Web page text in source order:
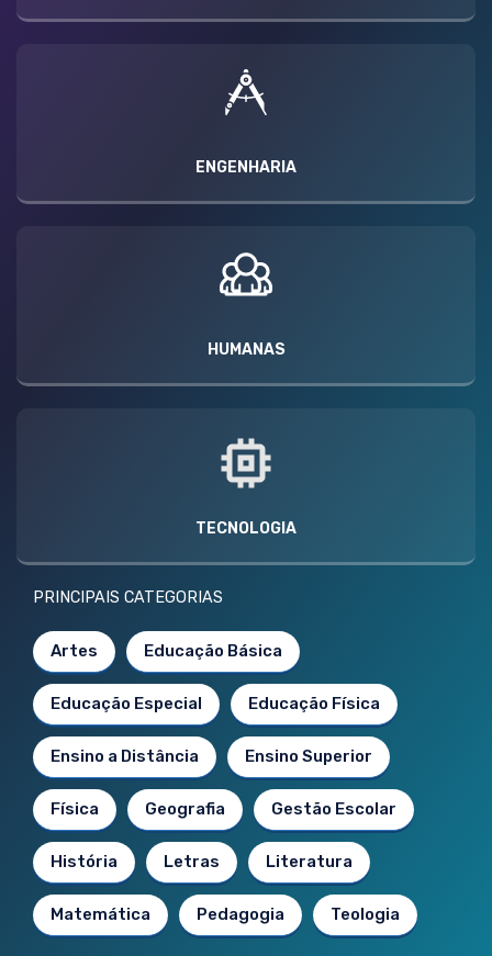
ENGENHARIA
HUMANAS
TECNOLOGIA
PRINCIPAIS CATEGORIAS
Artes Educação Básica
Educação Especial Educação Física
Ensino a Distância Ensino Superior
Física Geografia Gestão Escolar
História Letras Literatura
Matemática Pedagogia Teologia